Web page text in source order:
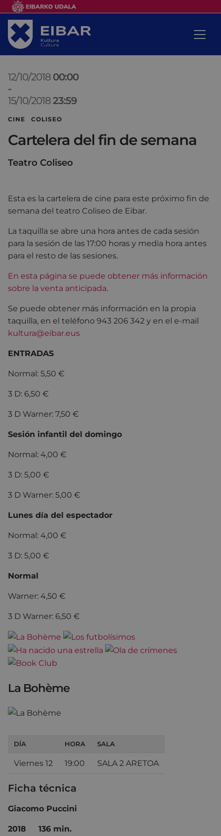
12/10/2018 00:00
-
15/10/201823:59
CINE COLISEO
Cartelera del fin de semana
Teatro Coliseo
Esta es la cartelera de cine para este próximo fin de
semana del teatro Coliseo de Eibar.
La taquilla se abre una hora antes de cada sesión
para la sesión de las 17:00 horas y media hora antes
para el resto de las sesiones.
En esta página se puede obtener más información
sobre la venta anticipada.
Se puede obtener más información en la propia
taquilla, en el teléfono 943 206 342 y en el e-mail
kultura@eibar.eus
ENTRADAS
Normal: 5,50 €
3 D: 6,50 €
3 D Warner: 7,50 €
Sesión infantil del domingo
Normal: 4,00 €
3 D: 5,00 €
3 D Warner: 5,00 €
Lunes día del espectador
Normal: 4,00 €
3 D: 5,00 €
Normal
Warner: 4,50 €
3 D Warner: 6,50 €
La Bohème
DÍA HORA SALA
Viernes 12 19:00 SALA 2 ARETOA
Ficha técnica
Giacomo Puccini
2018 136 min.